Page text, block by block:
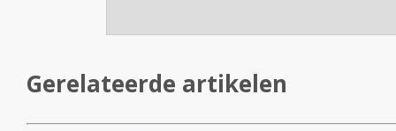
Gerelateerde artikelen